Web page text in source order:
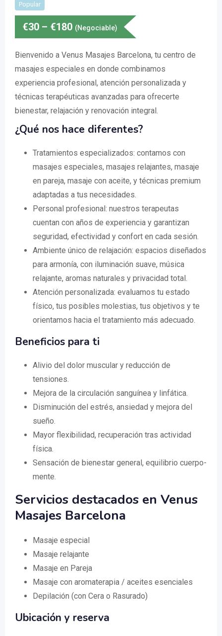
Popular
€30 – €180 (Negociable)
Bienvenido a Venus Masajes Barcelona, tu centro de
masajes especiales en donde combinamos
experiencia profesional, atención personalizada y
técnicas terapéuticas avanzadas para ofrecerte
bienestar, relajación y renovación integral.
¿Qué nos hace diferentes?
Tratamientos especializados: contamos con
masajes especiales, masajes relajantes, masaje
en pareja, masaje con aceite, y técnicas premium
adaptadas a tus necesidades.
Personal profesional: nuestros terapeutas
cuentan con años de experiencia y garantizan
seguridad, efectividad y confort en cada sesión.
Ambiente único de relajación: espacios diseñados
para armonía, con iluminación suave, música
relajante, aromas naturales y privacidad total.
Atención personalizada: evaluamos tu estado
físico, tus posibles molestias, tus objetivos y te
orientamos hacia el tratamiento más adecuado.
Beneficios para ti
Alivio del dolor muscular y reducción de
tensiones.
Mejora de la circulación sanguínea y linfática.
Disminución del estrés, ansiedad y mejora del
sueño.
Mayor flexibilidad, recuperación tras actividad
física.
Sensación de bienestar general, equilibrio cuerpo-
mente.
Servicios destacados en Venus
Masajes Barcelona
Masaje especial
Masaje relajante
Masaje en Pareja
Masaje con aromaterapia / aceites esenciales
Depilación (con Cera o Rasurado)
Ubicación y reserva